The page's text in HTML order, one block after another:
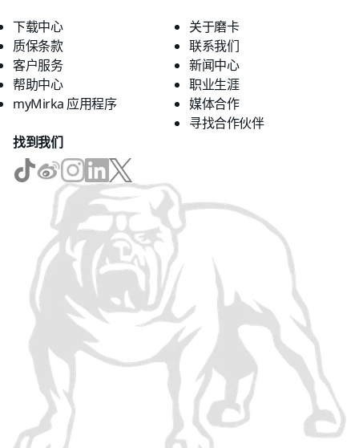
下载中心
质保条款
客户服务
帮助中心
myMirka 应用程序
关于磨卡
联系我们
新闻中心
职业生涯
媒体合作
寻找合作伙伴
找到我们